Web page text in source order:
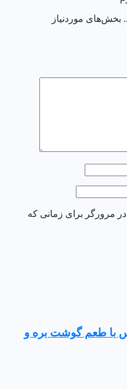
بخش‌های موردنیاز
مرورگر برای زمانی که
با طعم گوشت بره و